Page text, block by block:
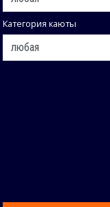
Категория каюты